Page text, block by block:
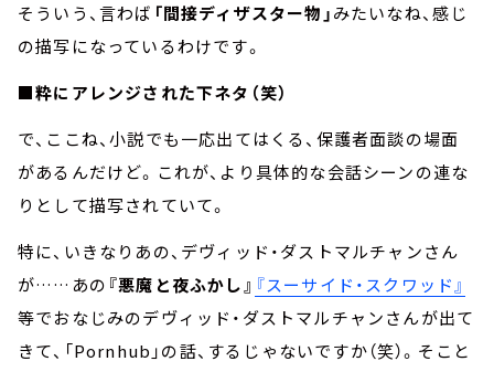
そういう、言わば 「間接ディザスター物」みたいなね、感じ
の描写になっているわけです。
■粋にアレンジされた下ネタ（笑）
で、ここね、小説でも一応出てはくる、保護者面談の場面
があるんだけど。これが、より具体的な会話シーンの連な
りとして描写されていて。
特に、いきなりあの、デヴィッド・ダストマルチャンさん
が……あの 『悪魔と夜ふかし』 『スーサイド・スクワッド』
等でおなじみのデヴィッド・ダストマルチャンさんが出て
きて、「Pornhub」の話、するじゃないですか（笑）。そこと